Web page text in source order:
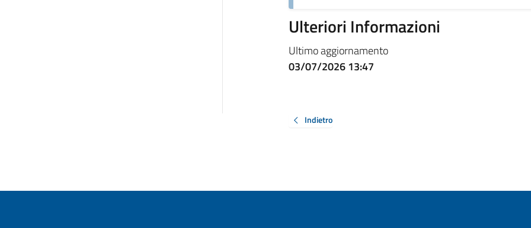
Ulteriori Informazioni
Ultimo aggiornamento
03/07/2026 13:47
Indietro